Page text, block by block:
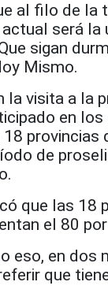
al filo de la
actual será
sigan
Mismo.
la visita a la
en
18
de
que las 18
el 80
eso, en
que